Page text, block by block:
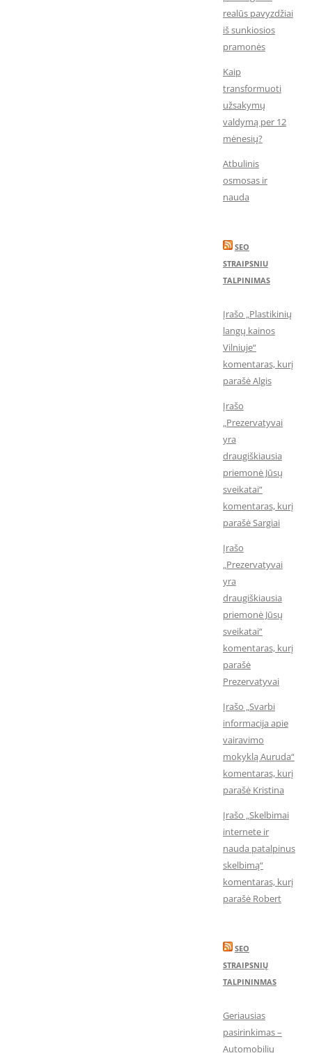
realūs pavyzdžiai
iš sunkiosios
pramonės
Kaip
transformuoti
užsakymų
valdymą per 12
mėnesių?
Atbulinis
osmosas ir
nauda
SEO
STRAIPSNIU
TALPINIMAS
Įrašo „Plastikinių
langų kainos
Vilniuje“
komentaras, kurį
parašė Algis
Įrašo
„Prezervatyvai
yra
draugiškiausia
priemonė Jūsų
sveikatai“
komentaras, kurį
parašė Sargiai
Įrašo
„Prezervatyvai
yra
draugiškiausia
priemonė Jūsų
sveikatai“
komentaras, kurį
parašė
Prezervatyvai
Įrašo „Svarbi
informacija apie
vairavimo
mokyklą Auruda“
komentaras, kurį
parašė Kristina
Įrašo „Skelbimai
internete ir
nauda patalpinus
skelbimą“
komentaras, kurį
parašė Robert
SEO
STRAIPSNIŲ
TALPININMAS
Geriausias
pasirinkimas –
Automobilių